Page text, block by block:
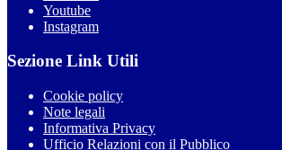
Youtube
Instagram
Sezione Link Utili
Cookie policy
Note legali
Informativa Privacy
Ufficio Relazioni con il Pubblico